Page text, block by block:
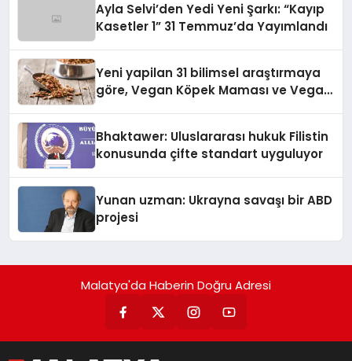
Ayla Selvi’den Yedi Yeni Şarkı: “Kayıp
Kasetler 1” 31 Temmuz’da Yayımlandı
Yeni yapilan 31 bilimsel araştırmaya
göre, Vegan Köpek Maması ve Vegan
Bhaktawer: Uluslararası hukuk Filistin
konusunda çifte standart uyguluyor
Yunan uzman: Ukrayna savaşı bir ABD
projesi
Malatya'da Haberin Doğru Adresi